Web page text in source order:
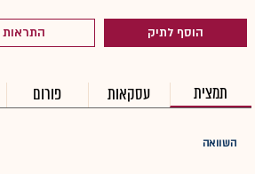
הוסף לתיק התראות
תמצית עסקאות פורום
השוואה